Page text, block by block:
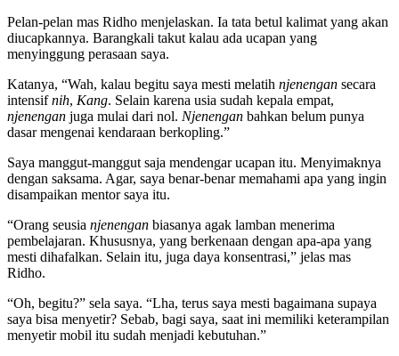
Pelan-pelan mas Ridho menjelaskan. Ia tata betul kalimat yang akan
diucapkannya. Barangkali takut kalau ada ucapan yang
menyinggung perasaan saya.
Katanya, “Wah, kalau begitu saya mesti melatih njenengan secara
intensifnih, Kang. Selain karena usia sudah kepala empat,
njenengan juga mulai dari nol. Njenengan bahkan belum punya
dasar mengenai kendaraan berkopling.”
Saya manggut-manggut saja mendengar ucapan itu. Menyimaknya
dengan saksama. Agar, saya benar-benar memahami apa yang ingin
disampaikan mentor saya itu.
“Orang seusia njenengan biasanya agak lamban menerima
pembelajaran. Khususnya, yang berkenaan dengan apa-apa yang
mesti dihafalkan. Selain itu, juga daya konsentrasi,” jelas mas
Ridho.
“Oh, begitu?” sela saya. “Lha, terus saya mesti bagaimana supaya
saya bisa menyetir? Sebab, bagi saya, saat ini memiliki keterampilan
menyetir mobil itu sudah menjadi kebutuhan.”